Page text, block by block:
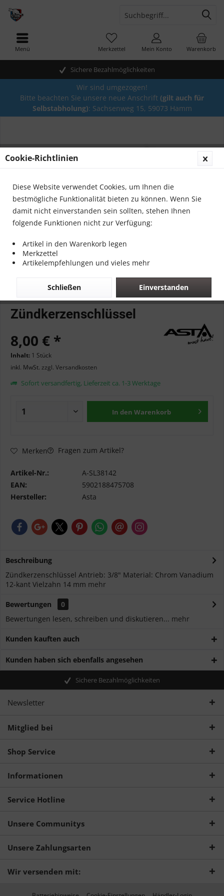
Sichere Bezahlmöglichkeiten
Warenkorb
Merkzettel Mein Konto
Menü
Wir sind umgezogen!
Bitte beachten Sie unsere neue Anschrift (gilt auch für
Selbstabholung): Sachsenweg 15, 59073 Hamm
Zündkerzenschlüssel
8,00 € *
Inhalt: 1 Stück
inkl. MwSt. zzgl. Versandkosten
Sofort versandfertig, Lieferzeit ca. 1-3 Werktage
In den Warenkorb
Merken Fragen zum Artikel?
Artikel-Nr.:
A-SL38142
EAN:
5902188475708
Hersteller:
Asta
Beschreibung
Zündkerzenschlüssel Antrieb: 3/8" Material: Chrom Vanadium
12-kant Vielzahn 14 mm mehr
Bewertungen
0
Bewertungen lesen, schreiben und diskutieren... mehr
Kunden kauften auch
Kunden haben sich ebenfalls angesehen
Sichere Bezahlmöglichkeiten
Newsletter
Mitglied bei
Shop Service
Informationen
Service Hotline
Unsere Communitys
Unsere Zahlungsarten
Wir versenden mit:
Cookie-Richtlinien
Diese Website verwendet Cookies, um Ihnen die
bestmögliche Funktionalität bieten zu können. Wenn Sie
damit nicht einverstanden sein sollten, stehen Ihnen
folgende Funktionen nicht zur Verfügung:
Artikel in den Warenkorb legen
Merkzettel
Artikelempfehlungen und vieles mehr
Einverstanden
Schließen